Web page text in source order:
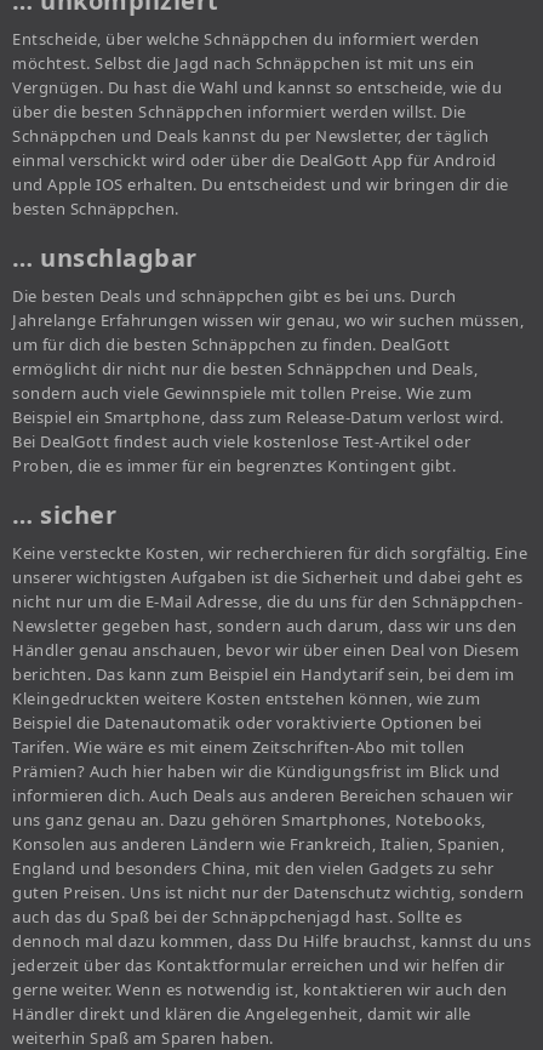
Entscheide, über welche Schnäppchen du informiert werden
möchtest. Selbst die Jagd nach Schnäppchen ist mit uns ein
Vergnügen. Du hast die Wahl und kannst so entscheide, wie du
über die besten Schnäppchen informiert werden willst. Die
Schnäppchen und Deals kannst du per Newsletter, der täglich
einmal verschickt wird oder über die DealGott App für Android
und Apple IOS erhalten. Du entscheidest und wir bringen dir die
besten Schnäppchen.
… unschlagbar
Die besten Deals und schnäppchen gibt es bei uns. Durch
Jahrelange Erfahrungen wissen wir genau, wo wir suchen müssen,
um für dich die besten Schnäppchen zu finden. DealGott
ermöglicht dir nicht nur die besten Schnäppchen und Deals,
sondern auch viele Gewinnspiele mit tollen Preise. Wie zum
Beispiel ein Smartphone, dass zum Release-Datum verlost wird.
Bei DealGott findest auch viele kostenlose Test-Artikel oder
Proben, die es immer für ein begrenztes Kontingent gibt.
… sicher
Keine versteckte Kosten, wir recherchieren für dich sorgfältig. Eine
unserer wichtigsten Aufgaben ist die Sicherheit und dabei geht es
nicht nur um die E-Mail Adresse, die du uns für den Schnäppchen-
Newsletter gegeben hast, sondern auch darum, dass wir uns den
Händler genau anschauen, bevor wir über einen Deal von Diesem
berichten. Das kann zum Beispiel ein Handytarif sein, bei dem im
Kleingedruckten weitere Kosten entstehen können, wie zum
Beispiel die Datenautomatik oder voraktivierte Optionen bei
Tarifen. Wie wäre es mit einem Zeitschriften-Abo mit tollen
Prämien? Auch hier haben wir die Kündigungsfrist im Blick und
informieren dich. Auch Deals aus anderen Bereichen schauen wir
uns ganz genau an. Dazu gehören Smartphones, Notebooks,
Konsolen aus anderen Ländern wie Frankreich, Italien, Spanien,
England und besonders China, mit den vielen Gadgets zu sehr
guten Preisen. Uns ist nicht nur der Datenschutz wichtig, sondern
auch das du Spaß bei der Schnäppchenjagd hast. Sollte es
dennoch mal dazu kommen, dass Du Hilfe brauchst, kannst du uns
jederzeit über das Kontaktformular erreichen und wir helfen dir
gerne weiter. Wenn es notwendig ist, kontaktieren wir auch den
Händler direkt und klären die Angelegenheit, damit wir alle
weiterhin Spaß am Sparen haben.